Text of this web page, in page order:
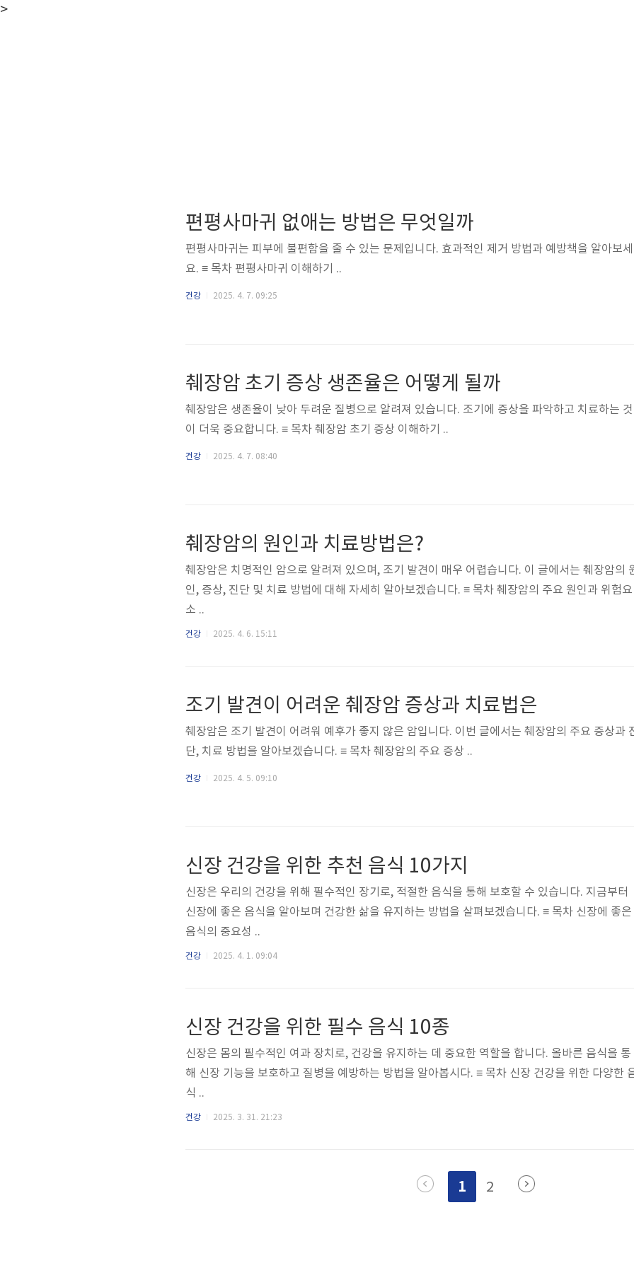
>
편평사마귀 없애는 방법은 무엇일까
편평사마귀는 피부에 불편함을 줄 수 있는 문제입니다. 효과적인 제거 방법과 예방책을 알아보세
요. ≡ 목차 편평사마귀 이해하기 ..
건강 2025. 4. 7. 09:25
췌장암 초기 증상 생존율은 어떻게 될까
췌장암은 생존율이 낮아 두려운 질병으로 알려져 있습니다. 조기에 증상을 파악하고 치료하는 것
이 더욱 중요합니다. ≡ 목차 췌장암 초기 증상 이해하기 ..
건강 2025. 4. 7. 08:40
췌장암의 원인과 치료방법은?
췌장암은 치명적인 암으로 알려져 있으며, 조기 발견이 매우 어렵습니다. 이 글에서는 췌장암의
인, 증상, 진단 및 치료 방법에 대해 자세히 알아보겠습니다. ≡ 목차 췌장암의 주요 원인과 위험요
소 ..
건강 2025. 4. 6. 15:11
조기 발견이 어려운 췌장암 증상과 치료법은
췌장암은 조기 발견이 어려워 예후가 좋지 않은 암입니다. 이번 글에서는 췌장암의 주요 증상과
단, 치료 방법을 알아보겠습니다. ≡ 목차 췌장암의 주요 증상 ..
건강 2025. 4. 5. 09:10
신장 건강을 위한 추천 음식 10가지
신장은 우리의 건강을 위해 필수적인 장기로, 적절한 음식을 통해 보호할 수 있습니다. 지금부터
신장에 좋은 음식을 알아보며 건강한 삶을 유지하는 방법을 살펴보겠습니다. ≡ 목차 신장에 좋은
음식의 중요성 ..
건강 2025. 4. 1. 09:04
신장 건강을 위한 필수 음식 10종
신장은 몸의 필수적인 여과 장치로, 건강을 유지하는 데 중요한 역할을 합니다. 올바른 음식을 통
해 신장 기능을 보호하고 질병을 예방하는 방법을 알아봅시다. ≡ 목차 신장 건강을 위한 다양한 음
식 ..
건강 2025. 3. 31. 21:23
1 2